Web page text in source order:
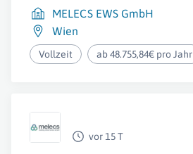
MELECS EWS GmbH
Wien
Vollzeit ab 48.755,84€ pro Jahr
vor 15 T